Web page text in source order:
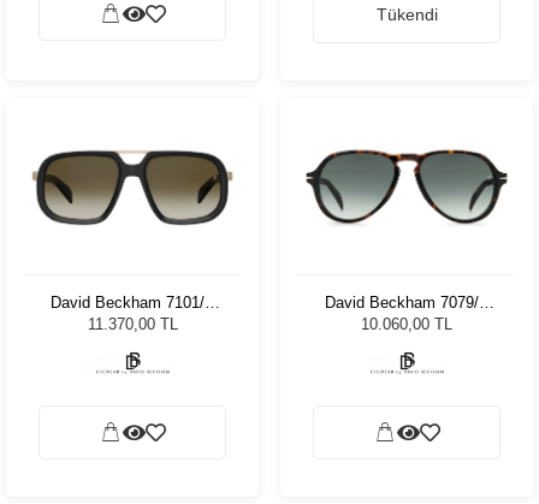
Tükendi
David Beckham 7101/S
2M2HA 57 Unisex Güneş
11.370,00 TL
David Beckham 7079/S
0869K 55 Unisex Güneş
10.060,00 TL